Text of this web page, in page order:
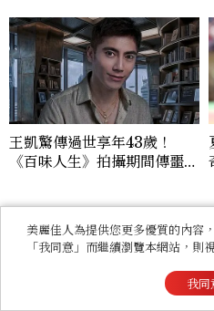
王凱驚傳過世享年43歲！
《百味人生》拍攝期間傳噩
看過此篇文章的人也喜
美麗佳人為提供您更多優質的內容
「我同意」而繼續瀏覽本網站，則
我同